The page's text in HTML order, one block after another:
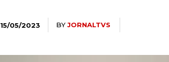
15/05/2023 BYJORNALTVS